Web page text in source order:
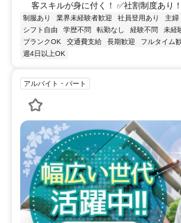
客スキルが身に付く！ ✅社割制度あり
制服あり 業界未経験者歓迎 社員登用あり 主婦
シフト自由
学歴不問 転勤なし 経験不問 未経
ブランクOK
交通費支給 長期歓迎 フルタイム
週4日以上OK
アルバイト・パート